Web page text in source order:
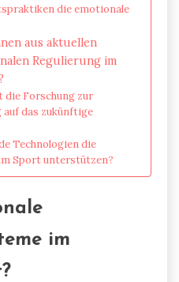
die emotionale
aus aktuellen
Regulierung im
die Forschung zur
auf das zukünftige
Technologien die
Sport unterstützen?
im